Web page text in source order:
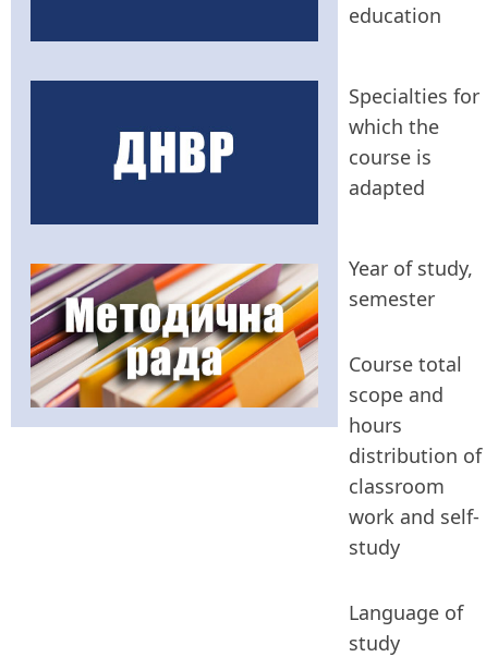
education
Specialties for
which the
course is
adapted
Year of study,
semester
Course total
scope and
hours
distribution of
classroom
work and self-
study
Language of
study